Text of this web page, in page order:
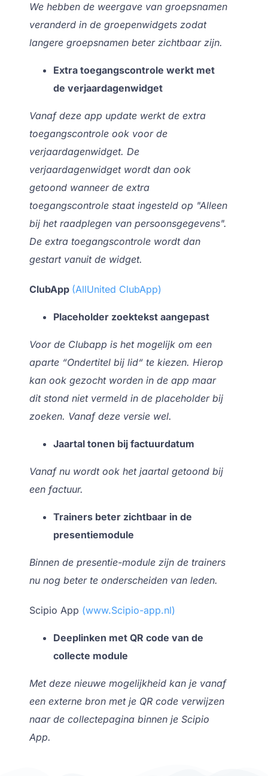
We hebben de weergave van groepsnamen
veranderd in de groepenwidgets zodat
langere groepsnamen beter zichtbaar zijn.
Extra toegangscontrole werkt met
de verjaardagenwidget
Vanaf deze app update werkt de extra
toegangscontrole ook voor de
verjaardagenwidget. De
verjaardagenwidget wordt dan ook
getoond wanneer de extra
toegangscontrole staat ingesteld op "Alleen
bij het raadplegen van persoonsgegevens".
De extra toegangscontrole wordt dan
gestart vanuit de widget.
ClubApp (AllUnited ClubApp)
Placeholder zoektekst aangepast
Voor de Clubapp is het mogelijk om een
aparte “Ondertitel bij lid“ te kiezen. Hierop
kan ook gezocht worden in de app maar
dit stond niet vermeld in de placeholder bij
zoeken. Vanaf deze versie wel.
Jaartal tonen bij factuurdatum
Vanaf nu wordt ook het jaartal getoond bij
een factuur.
Trainers beter zichtbaar in de
presentiemodule
Binnen de presentie-module zijn de trainers
nu nog beter te onderscheiden van leden.
Scipio App (www.Scipio-app.nl)
Deeplinken met QR code van de
collecte module
Met deze nieuwe mogelijkheid kan je vanaf
een externe bron met je QR code verwijzen
naar de collectepagina binnen je Scipio
App.